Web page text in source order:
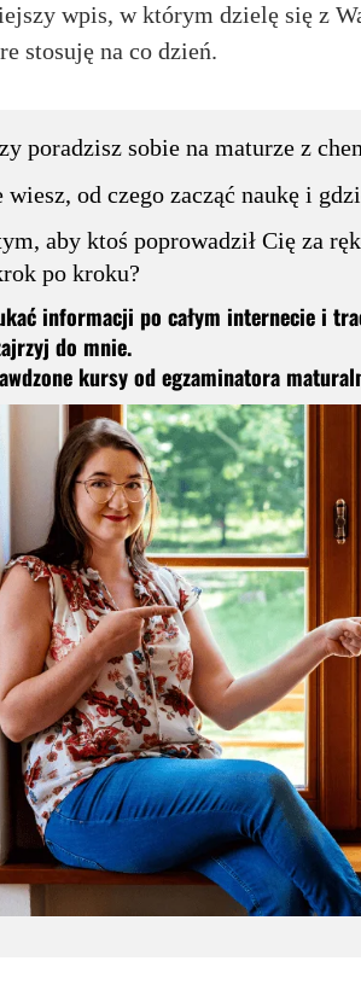
wpis, w którym dzielę się z
stosuję na co dzień.
poradzisz sobie na maturze z
od czego zacząć naukę i
aby ktoś poprowadził Cię za
po kroku?
informacji po całym internecie i
do mnie.
kursy od egzaminatora